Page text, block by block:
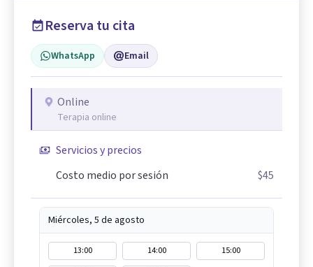
Reserva tu cita
WhatsApp Email
Online
Terapia online
Servicios y precios
Costo medio por sesión
$45
Miércoles, 5 de agosto
13:00 14:00
15:00